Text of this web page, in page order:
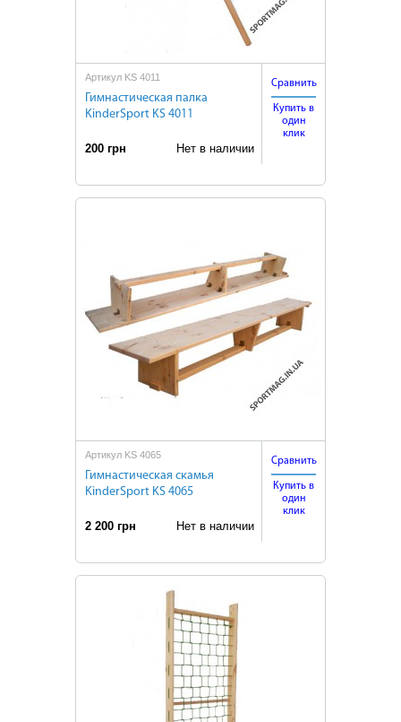
Артикул KS 4011
Гимнастическая палка
KinderSport KS 4011
200 грн Нет в наличии
Сравнить
Купить в
один
клик
Артикул KS 4065
Гимнастическая скамья
KinderSport KS 4065
2 200 грн Нет в наличии
Сравнить
Купить в
один
клик